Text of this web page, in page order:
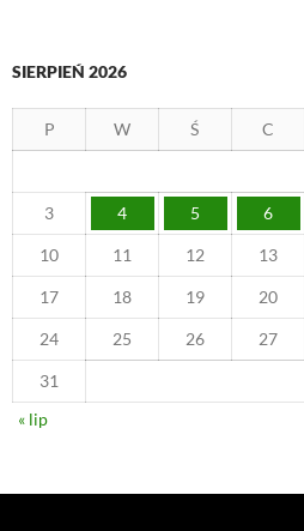
SIERPIEŃ 2026
P W Ś C
3 4 5 6
10 11 12 13
17 18 19 20
24 25 26 27
31
« lip